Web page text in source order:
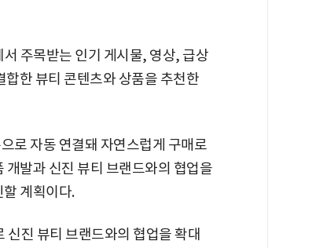
주목받는 인기 게시물, 영상, 급상
한 뷰티 콘텐츠와 상품을 추천한
로 자동 연결돼 자연스럽게 구매로
발과 신진 뷰티 브랜드와의 협업을
계획이다.
진 뷰티 브랜드와의 협업을 확대